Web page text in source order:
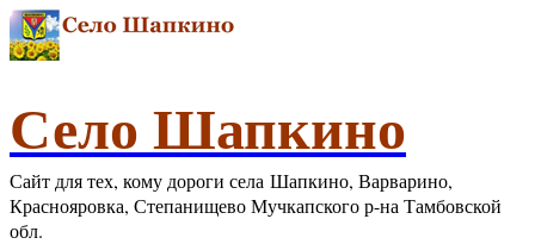
Село Шапкино
Сайт для тех, кому дороги села Шапкино, Варварино,
Краснояровка, Степанищево Мучкапского р-на Тамбовской
обл.